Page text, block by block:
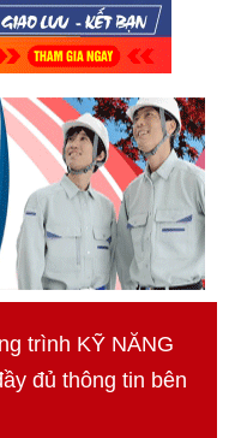
trình KỸ NĂNG
đủ thông tin bên